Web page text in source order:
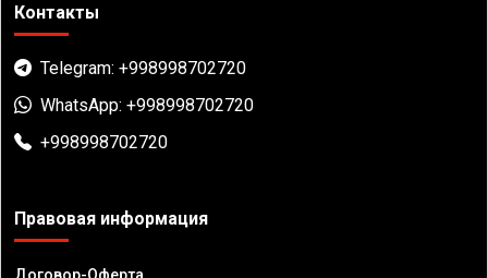
Контакты
Telegram: +998998702720
WhatsApp: +998998702720
+998998702720
Правовая информация
Договор-Оферта